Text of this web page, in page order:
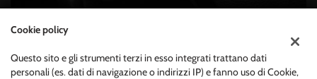
Cookie policy
Questo sito e gli strumenti terzi in esso integrati trattano dati
personali (es. dati di navigazione o indirizzi IP) e fanno uso di Cookie,